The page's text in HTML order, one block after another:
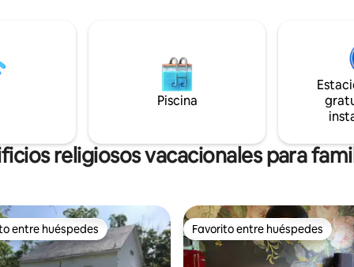
plumas, cocina americana
de cortesía incluidos. Cerca
diseñada para ser tu base
¡Ubicado a solo 2 millas de la UO! No
limites a reservar una estancia:
recuerdos para toda la vida.
fechas hoy mismo.
Piscina
religiosos vacacionales para
huéspedes preferido
entre huéspedes Favorito entre huéspedes
Favorito entre huéspedes